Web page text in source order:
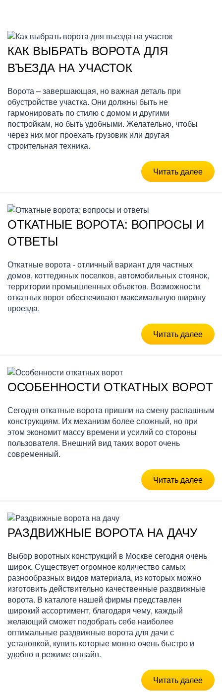
КАК ВЫБРАТЬ ВОРОТА ДЛЯ
ВЪЕЗДА НА УЧАСТОК
Ворота – завершающая, но важная деталь при
обустройстве участка. Они должны быть не
гармонировать по стилю с домом и другими
постройкам, но быть удобными. Желательно, чтобы
через них мог проехать грузовик или другая
строительная техника.
Читать далее
ОТКАТНЫЕ ВОРОТА: ВОПРОСЫ И
ОТВЕТЫ
Откатные ворота - отличный вариант для частных
домов, коттеджных поселков, автомобильных стоянок,
территории промышленных объектов. Возможности
откатных ворот обеспечивают максимальную ширину
проезда.
Читать далее
ОСОБЕННОСТИ ОТКАТНЫХ ВОРОТ
Сегодня откатные ворота пришли на смену распашным
конструкциям. Их механизм более сложный, но при
этом экономит массу времени и усилий со стороны
пользователя. Внешний вид таких ворот очень
современный.
Читать далее
РАЗДВИЖНЫЕ ВОРОТА НА ДАЧУ
Выбор воротных конструкций в Москве сегодня очень
широк. Существует огромное количество самых
разнообразных видов материала, из которых можно
изготовить действительно качественные раздвижные
ворота. В каталоге нашей фирмы представлен
широкий ассортимент, благодаря чему, каждый
желающий сможет подобрать себе наиболее
оптимальные раздвижные ворота для дачи с
установкой, купить которые можно очень быстро и
удобно в режиме онлайн.
Читать далее